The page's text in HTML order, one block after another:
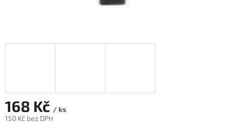
168 Kč / ks
150 Kč bez DPH